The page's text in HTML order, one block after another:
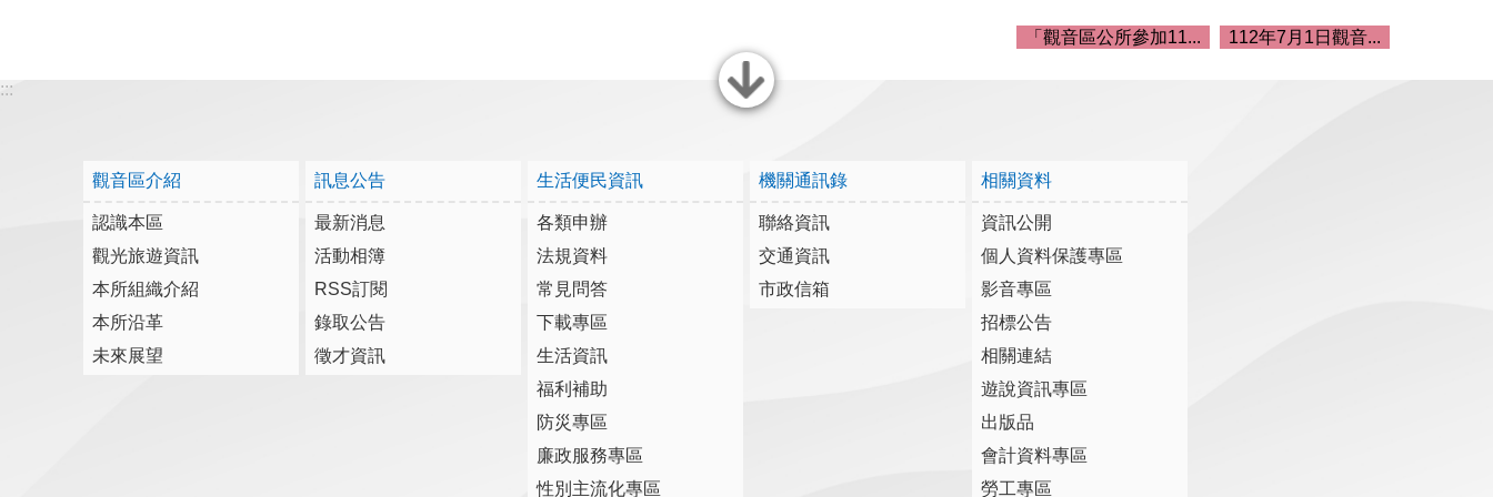
「觀音區公所參加11... 112年7月1日觀音...
關閉
:::
觀音區介紹
認識本區
觀光旅遊資訊
本所組織介紹
本所沿革
未來展望
訊息公告
最新消息
活動相簿
RSS訂閱
錄取公告
徵才資訊
生活便民資訊
各類申辦
法規資料
常見問答
下載專區
生活資訊
福利補助
防災專區
廉政服務專區
性別主流化專區
機關通訊錄
聯絡資訊
交通資訊
市政信箱
相關資料
資訊公開
個人資料保護專區
影音專區
招標公告
相關連結
遊說資訊專區
出版品
會計資料專區
勞工專區